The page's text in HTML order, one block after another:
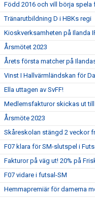
Född 2016 och vill börja spela
Tränarutbildning D i HBKs regi
Kioskverksamheten på Ilanda
Årsmötet 2023
Årets första matcher på
Vinst I Hallvärmländskan för
Ella uttagen av SvFF!
Medlemsfakturor skickas ut
Årsmöte 2023
Skåreskolan stängd 2 veckor
F07 klara för SM-slutspel i
Fakturor på väg ut! 20% på
F07 vidare i futsal-SM
Hemmapremiär för damerna